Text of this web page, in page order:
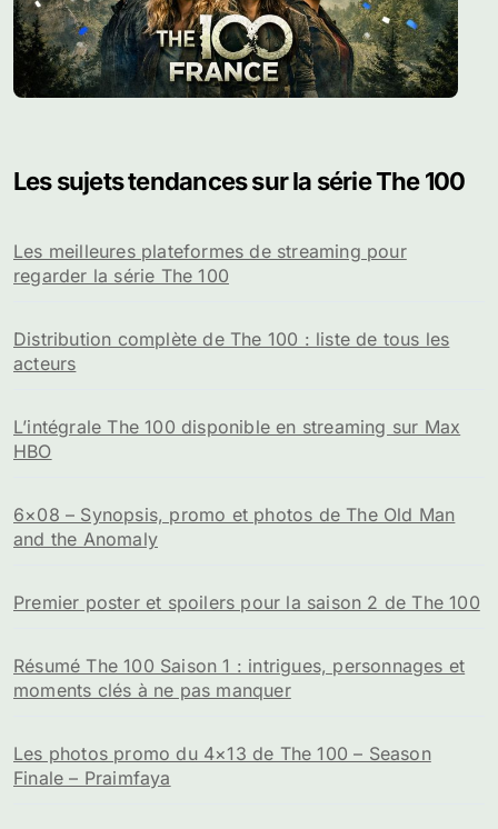
Les sujets tendances sur la série The 100
Les meilleures plateformes de streaming pour
regarder la série The 100
Distribution complète de The 100 : liste de tous les
acteurs
L’intégrale The 100 disponible en streaming sur Max
HBO
6×08 – Synopsis, promo et photos de The Old Man
and the Anomaly
Premier poster et spoilers pour la saison 2 de The 100
Résumé The 100 Saison 1 : intrigues, personnages et
moments clés à ne pas manquer
Les photos promo du 4×13 de The 100 – Season
Finale – Praimfaya